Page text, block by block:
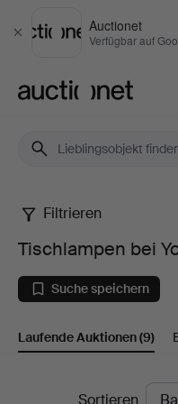
Schließen
Auctionet
Verfügbar auf
Tischlampen
bei
Young's
Auctions
Filtrieren
Tischlampen bei
Suche speichern
Laufende Auktionen(9)
LaufendeSortieren